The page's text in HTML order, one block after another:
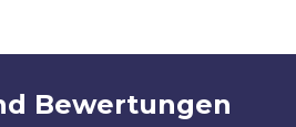
Bewertungen